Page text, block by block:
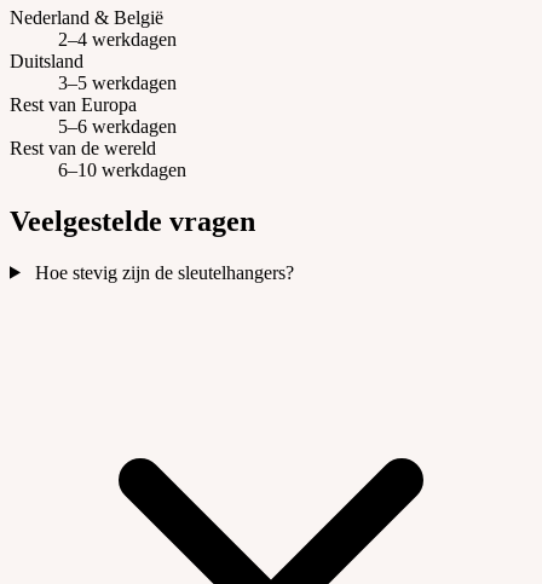
Nederland & België
2–4 werkdagen
Duitsland
3–5 werkdagen
Rest van Europa
5–6 werkdagen
Rest van de wereld
6–10 werkdagen
Veelgestelde vragen
Hoe stevig zijn de sleutelhangers?